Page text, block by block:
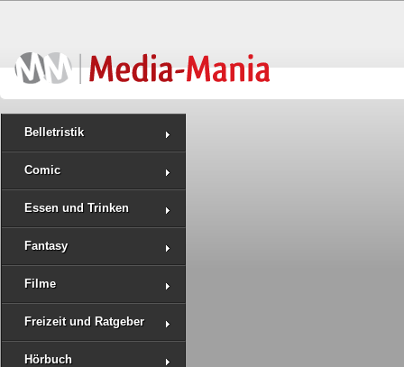
Belletristik
Comic
Essen und Trinken
Fantasy
Filme
Freizeit und Ratgeber
Hörbuch